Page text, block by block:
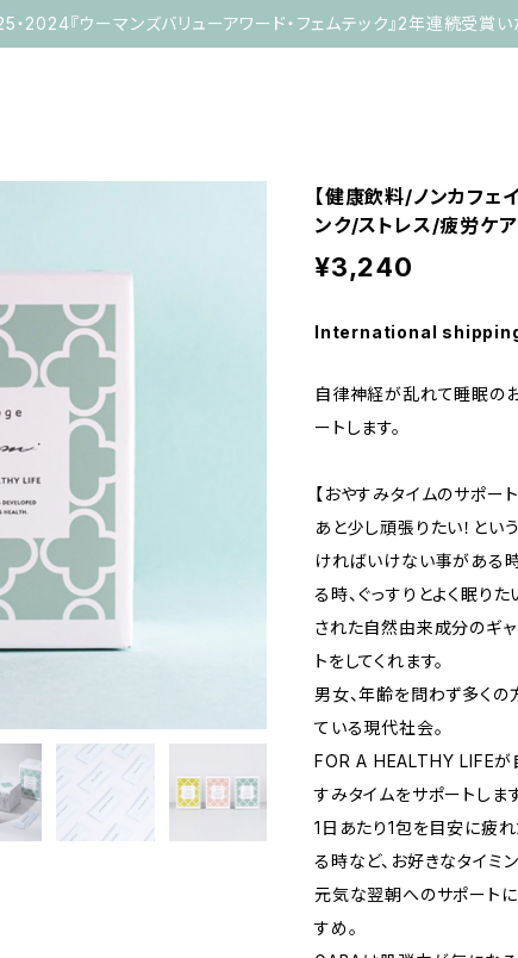
・2024『ウーマンズバリューアワード・フェムテック』2年連続受賞い
【健康飲料/ノンカフェ
ンク/ストレス/疲労ケ
¥3,240
International
自律神経が乱れて睡眠の
ートします。
【おやすみタイムのサポート
あと少し頑張りたい！とい
ければいけない事がある
る時、ぐっすりとよく眠り
された自然由来成分のギ
トをしてくれます。
男女、年齢を問わず多くの
ている現代社会。
FOR A HEALTHY LIFEが
すみタイムをサポートします
1日あたり1包を目安に疲れ
る時など、お好きなタイミ
元気な翌朝へのサポート
すめ。